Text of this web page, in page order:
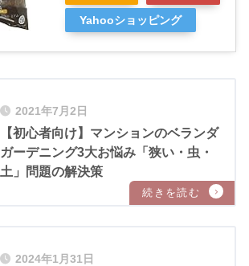
Yahooショッピング
2021年7月2日
【初心者向け】マンションのベランダ
ガーデニング3大お悩み「狭い・虫・
土」問題の解決策
2024年1月31日